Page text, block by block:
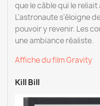
que le câble qui le
L'astronaute s'éloigne
pouvoir y revenir. Les
une ambiance réaliste.
Affiche du film Gravity
Kill Bill